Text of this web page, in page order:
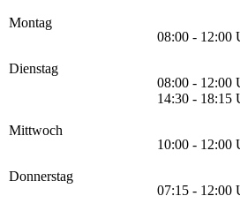
Montag
08:00 - 12:00
Dienstag
08:00 - 12:00
14:30 - 18:15
Mittwoch
10:00 - 12:00
Donnerstag
07:15 - 12:00